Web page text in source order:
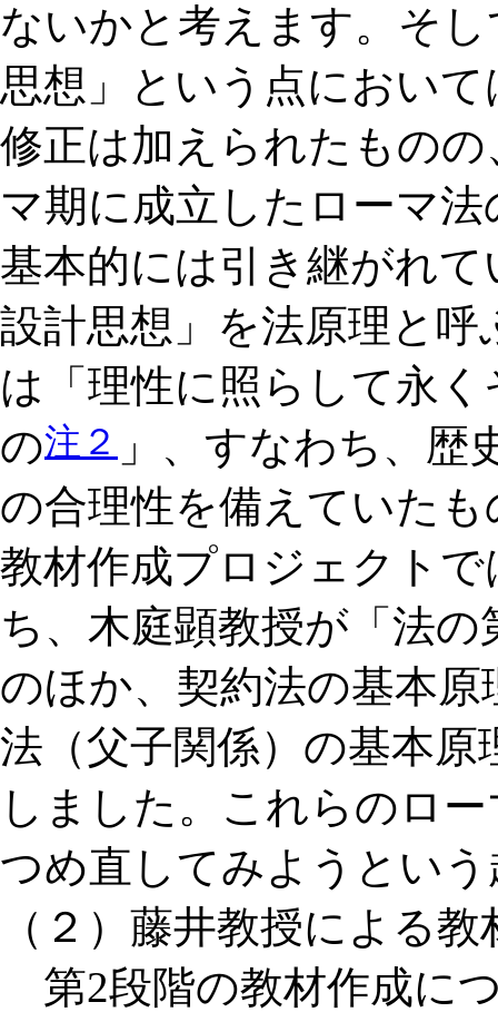
ないかと考えます。そ
思想」という点におい
修正は加えられたもの
マ期に成立したローマ
基本的には引き継がれ
設計思想」を法原理と
は「理性に照らして永
の注２
」、すなわち、歴
の合理性を備えていた
教材作成プロジェクト
ち、木庭顕教授が「法
のほか、契約法の基本
法（父子関係）の基本
しました。これらのロ
つめ直してみようとい
（２）藤井教授による
第2段階の教材作成に